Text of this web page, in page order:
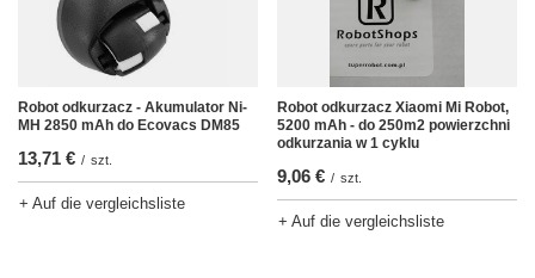
Robot odkurzacz - Akumulator Ni-
MH 2850 mAh do Ecovacs DM85
13,71 € / szt.
+ Auf die vergleichsliste
Robot odkurzacz Xiaomi Mi Robot,
5200 mAh - do 250m2 powierzchni
odkurzania w 1 cyklu
9,06 € / szt.
+ Auf die vergleichsliste